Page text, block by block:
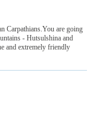
Carpathians.You are going
- Hutsulshina and
and extremely friendly